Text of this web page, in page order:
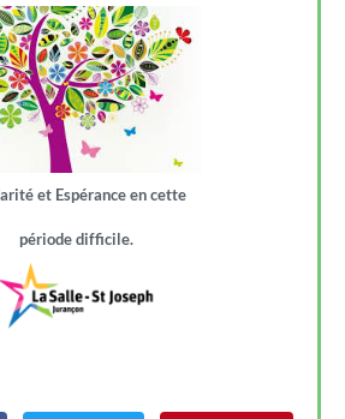
et Espérance en cette
période difficile.